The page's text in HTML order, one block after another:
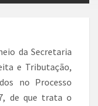
da Secretaria
e Tributação,
no Processo
de que trata o